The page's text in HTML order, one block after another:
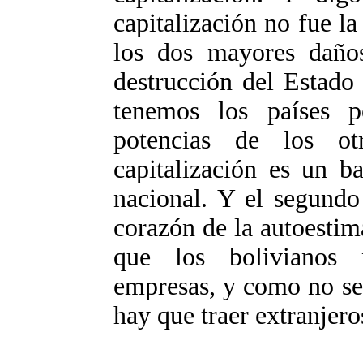
capitalización no fue
los dos mayores
destrucción del
tenemos los países
potencias de los
capitalización es un
nacional. Y el
corazón de la
que los bolivianos
empresas, y como no
hay que traer